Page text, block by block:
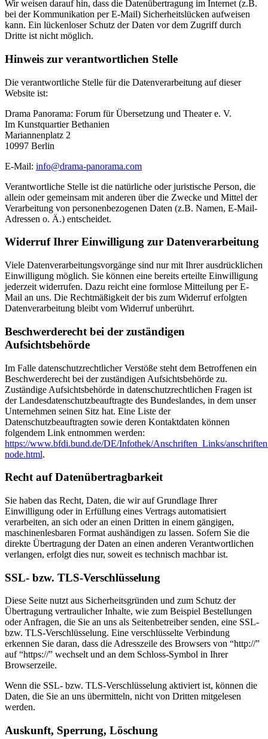
Wir weisen darauf hin, dass die Datenübertragung im Internet (z.B.
bei der Kommunikation per E-Mail) Sicherheitslücken aufweisen
kann. Ein lückenloser Schutz der Daten vor dem Zugriff durch
Dritte ist nicht möglich.
Hinweis zur verantwortlichen Stelle
Die verantwortliche Stelle für die Datenverarbeitung auf dieser
Website ist:
Drama Panorama: Forum für Übersetzung und Theater e. V.
Im Kunstquartier Bethanien
Mariannenplatz 2
10997 Berlin
E-Mail: info@drama-panorama.com
Verantwortliche Stelle ist die natürliche oder juristische Person, die
allein oder gemeinsam mit anderen über die Zwecke und Mittel der
Verarbeitung von personenbezogenen Daten (z.B. Namen, E-Mail-
Adressen o. Ä.) entscheidet.
Widerruf Ihrer Einwilligung zur Datenverarbeitung
Viele Datenverarbeitungsvorgänge sind nur mit Ihrer ausdrücklichen
Einwilligung möglich. Sie können eine bereits erteilte Einwilligung
jederzeit widerrufen. Dazu reicht eine formlose Mitteilung per E-
Mail an uns. Die Rechtmäßigkeit der bis zum Widerruf erfolgten
Datenverarbeitung bleibt vom Widerruf unberührt.
Beschwerderecht bei der zuständigen
Aufsichtsbehörde
Im Falle datenschutzrechtlicher Verstöße steht dem Betroffenen ein
Beschwerderecht bei der zuständigen Aufsichtsbehörde zu.
Zuständige Aufsichtsbehörde in datenschutzrechtlichen Fragen ist
der Landesdatenschutzbeauftragte des Bundeslandes, in dem unser
Unternehmen seinen Sitz hat. Eine Liste der
Datenschutzbeauftragten sowie deren Kontaktdaten können
folgendem Link entnommen werden:
https://www.bfdi.bund.de/DE/Infothek/Anschriften_Links/
node.html.
Recht auf Datenübertragbarkeit
Sie haben das Recht, Daten, die wir auf Grundlage Ihrer
Einwilligung oder in Erfüllung eines Vertrags automatisiert
verarbeiten, an sich oder an einen Dritten in einem gängigen,
maschinenlesbaren Format aushändigen zu lassen. Sofern Sie die
direkte Übertragung der Daten an einen anderen Verantwortlichen
verlangen, erfolgt dies nur, soweit es technisch machbar ist.
SSL- bzw. TLS-Verschlüsselung
Diese Seite nutzt aus Sicherheitsgründen und zum Schutz der
Übertragung vertraulicher Inhalte, wie zum Beispiel Bestellungen
oder Anfragen, die Sie an uns als Seitenbetreiber senden, eine SSL-
bzw. TLS-Verschlüsselung. Eine verschlüsselte Verbindung
erkennen Sie daran, dass die Adresszeile des Browsers von “http://”
auf “https://” wechselt und an dem Schloss-Symbol in Ihrer
Browserzeile.
Wenn die SSL- bzw. TLS-Verschlüsselung aktiviert ist, können die
Daten, die Sie an uns übermitteln, nicht von Dritten mitgelesen
werden.
Auskunft, Sperrung, Löschung